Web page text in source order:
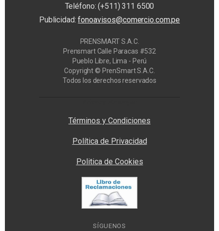
Teléfono: (+511) 311 6500
Publicidad:fonoavisos@comercio.com.pe
PRENSMART S.A.C.
Prensmart Calle Paracas #532
Pueblo Libre, Lima - Perú
Copyright © PrenSmart S.A.C.
Todos los derechos reservados
Términos y Condiciones
Política de Privacidad
Politica de Cookies
SÍGUENOS